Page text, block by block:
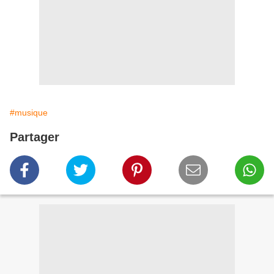
#musique
Partager